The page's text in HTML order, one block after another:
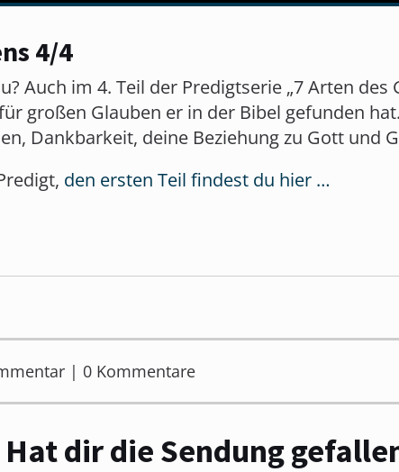
4/4
Auch im 4. Teil der Predigtserie „7 Arten des
großen Glauben er in der Bibel gefunden
Dankbarkeit, deine Beziehung zu Gott und
den ersten Teil findest du hier …
| 0 Kommentare
Hat dir die Sendung